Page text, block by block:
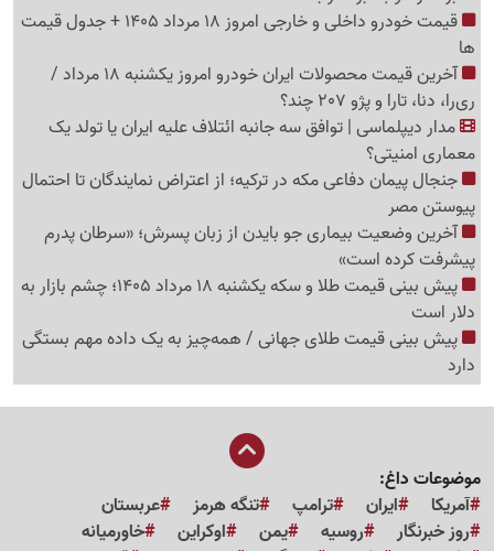
قیمت خودرو داخلی و خارجی امروز 18 مرداد 1405 + جدول قیمت
ها
آخرین قیمت محصولات ایران خودرو امروز یکشنبه 18 مرداد /
ری‌را، دنا، تارا و پژو 207 چند؟
مدار دیپلماسی | توافق سه جانبه ائتلاف علیه ایران یا تولد یک
معماری امنیتی؟
جنجال پیمان دفاعی مکه در ترکیه؛ از اعتراض نمایندگان تا احتمال
پیوستن مصر
آخرین وضعیت بیماری جو بایدن از زبان پسرش؛ «سرطان پدرم
پیشرفت کرده است»
پیش بینی قیمت طلا و سکه یکشنبه 18 مرداد 1405؛ چشم بازار به
دلار است
پیش بینی قیمت طلای جهانی / همه‌چیز به یک داده مهم بستگی
دارد
موضوعات داغ:
آمریکا
ایران ترامپ تنگه هرمز
عربستان
روز خبرنگار
روسیه یمن اوکراین
خاورمیانه